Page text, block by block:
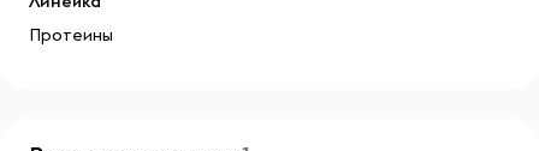
Протеины